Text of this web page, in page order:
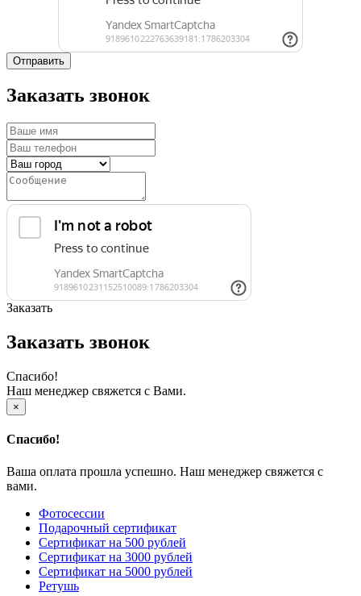
Отправить
Заказать звонок
Заказать
Заказать звонок
Спасибо!
Наш менеджер свяжется с Вами.
×
Спасибо!
Ваша оплата прошла успешно. Наш менеджер свяжется с
вами.
Фотосессии
Подарочный сертификат
Сертификат на 500 рублей
Сертификат на 3000 рублей
Сертификат на 5000 рублей
Ретушь